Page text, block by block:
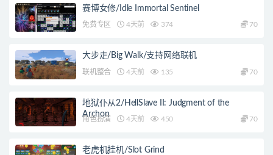
赛博女修/Idle Immortal Sentinel
免费专区 4天前 374 70
大步走/Big Walk/支持网络联机
联机整合 4天前 135 70
地狱仆从2/HellSlave II: Judgment of the
Archon
角色扮演 4天前 450 70
老虎机挂机/Slot Grind